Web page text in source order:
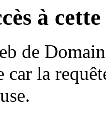
à
de
car la